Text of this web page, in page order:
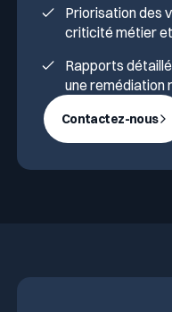
Priorisation des
criticité métier
Rapports
une remédiation
Contactez-nous